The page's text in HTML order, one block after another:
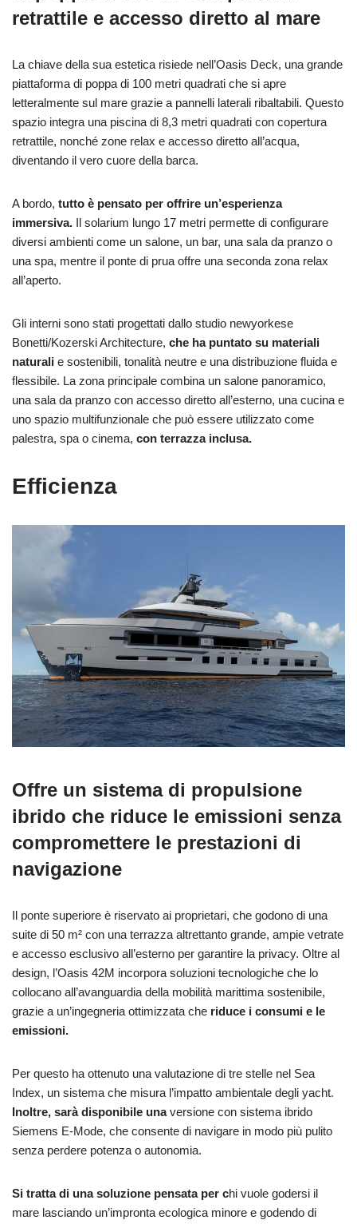
retrattile e accesso diretto al mare
La chiave della sua estetica risiede nell’Oasis Deck, una grande
piattaforma di poppa di 100 metri quadrati che si apre
letteralmente sul mare grazie a pannelli laterali ribaltabili. Questo
spazio integra una piscina di 8,3 metri quadrati con copertura
retrattile, nonché zone relax e accesso diretto all’acqua,
diventando il vero cuore della barca.
A bordo, tutto è pensato per offrire un’esperienza
immersiva. Il solarium lungo 17 metri permette di configurare
diversi ambienti come un salone, un bar, una sala da pranzo o
una spa, mentre il ponte di prua offre una seconda zona relax
all’aperto.
Gli interni sono stati progettati dallo studio newyorkese
Bonetti/Kozerski Architecture, che ha puntato su materiali
naturali e sostenibili, tonalità neutre e una distribuzione fluida e
flessibile. La zona principale combina un salone panoramico,
una sala da pranzo con accesso diretto all’esterno, una cucina e
uno spazio multifunzionale che può essere utilizzato come
palestra, spa o cinema, con terrazza inclusa.
Efficienza
Offre un sistema di propulsione
ibrido che riduce le emissioni senza
compromettere le prestazioni di
navigazione
Il ponte superiore è riservato ai proprietari, che godono di una
suite di 50 m² con una terrazza altrettanto grande, ampie vetrate
e accesso esclusivo all’esterno per garantire la privacy. Oltre al
design, l’Oasis 42M incorpora soluzioni tecnologiche che lo
collocano all’avanguardia della mobilità marittima sostenibile,
grazie a un’ingegneria ottimizzata che riduce i consumi e le
emissioni.
Per questo ha ottenuto una valutazione di tre stelle nel Sea
Index, un sistema che misura l’impatto ambientale degli yacht.
Inoltre, sarà disponibile unaversione con sistema ibrido
Siemens E-Mode, che consente di navigare in modo più pulito
senza perdere potenza o autonomia.
Si tratta di una soluzione pensata per chi vuole godersi il
mare lasciando un’impronta ecologica minore e godendo di